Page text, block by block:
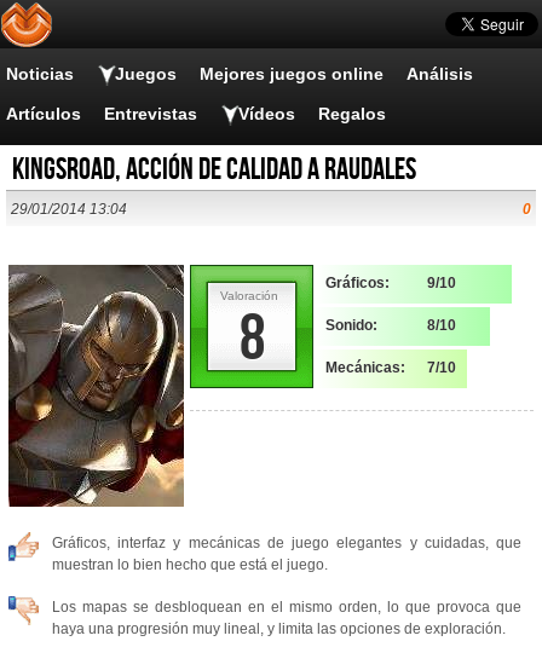
Noticias Juegos Mejores juegos online Análisis
Artículos Entrevistas Vídeos Regalos
KingsRoad, acción de calidad a raudales
29/01/2014 13:04 0
8
Valoración
Gráficos: 9/10
Sonido: 8/10
Mecánicas: 7/10
Gráficos, interfaz y mecánicas de juego elegantes y cuidadas, que
muestran lo bien hecho que está el juego.
Los mapas se desbloquean en el mismo orden, lo que provoca que
haya una progresión muy lineal, y limita las opciones de exploración.